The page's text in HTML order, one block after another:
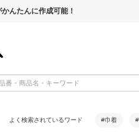
んたんに作成可能！
よく検索されているワード #巾着